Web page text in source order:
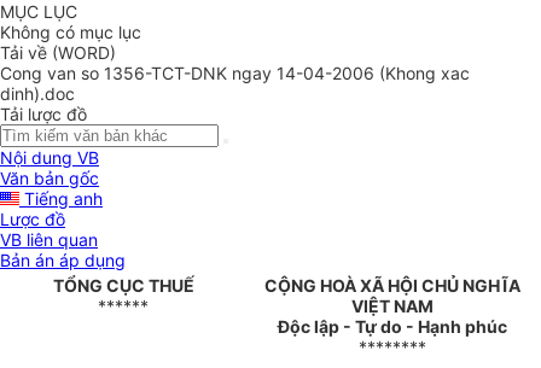
MỤC LỤC
Không có mục lục
Tải về (WORD)
Cong van so 1356-TCT-DNK ngay 14-04-2006 (Khong xac
dinh).doc
Tải lược đồ
Nội dung VB
Văn bản gốc
Tiếng anh
Lược đồ
VB liên quan
Bản án áp dụng
TỔNG CỤC THUẾ
******
CỘNG HOÀ XÃ HỘI CHỦ NGHĨA
VIỆT NAM
Độc lập - Tự do - Hạnh phúc
********